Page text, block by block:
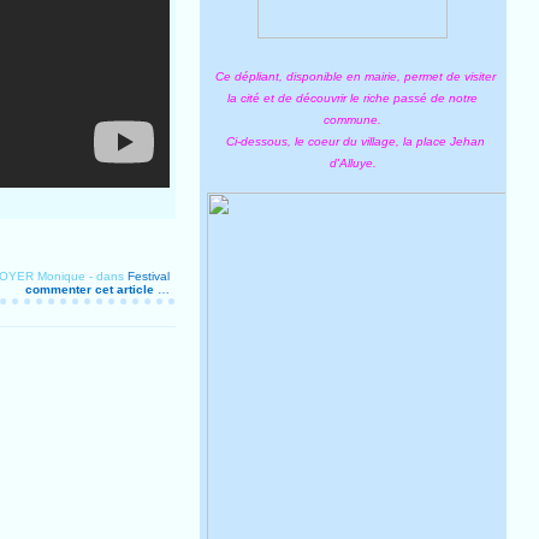
Monique -dans Festival
commenter cet article
Ce dépliant, disponible en mairie, permet de visiter
la cité et de découvrir le riche passé de notre
commune.
Ci-dessous, le coeur du village, la place Jehan
d'Alluye.